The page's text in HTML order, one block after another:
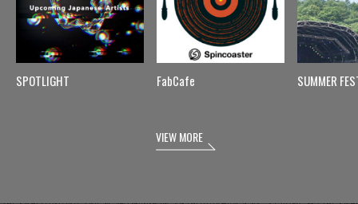
SPOTLIGHT FabCafe SUMMER
VIEW MORE